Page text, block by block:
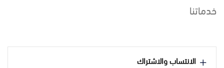
خدماتنا
الانتساب والاشتراك